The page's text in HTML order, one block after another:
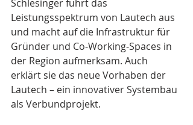
Schlesinger führt das
Leistungsspektrum von Lautech aus
und macht auf die Infrastruktur für
Gründer und Co-Working-Spaces in
der Region aufmerksam. Auch
erklärt sie das neue Vorhaben der
Lautech – ein innovativer Systembau
als Verbundprojekt.